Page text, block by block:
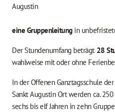
Augustin
eine Gruppenleitung in
Der Stundenumfang beträgt 28
wahlweise mit oder ohne
In der Offenen Ganztagsschule
Sankt Augustin Ort werden ca.
sechs bis elf Jahren in zehn